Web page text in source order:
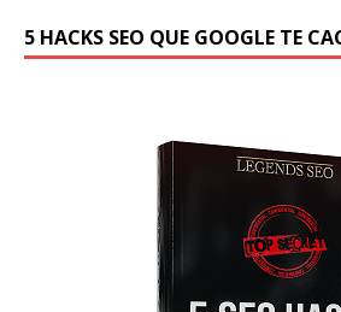
5 HACKS SEO QUE GOOGLE TE